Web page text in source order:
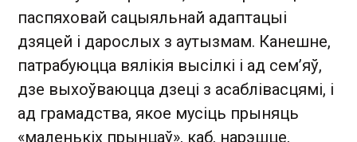
паспяховай сацыяльнай адаптацыі
дзяцей і дарослых з аутызмам. Канешне,
патрабуюцца вялікія высілкі і ад сем’яў,
дзе выхоўваюцца дзеці з асаблівасцямі, і
ад грамадства, якое мусіць прыняць
«маленькіх прынцаў», каб, нарэшце,